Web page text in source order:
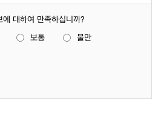
대하여 만족하십니까?
보통
불만